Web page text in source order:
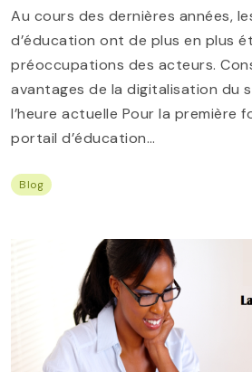
Au cours des dernières années,
d’éducation ont de plus en plus
préoccupations des acteurs.
avantages de la digitalisation du
l’heure actuelle Pour la première
portail d’éducation…
Blog